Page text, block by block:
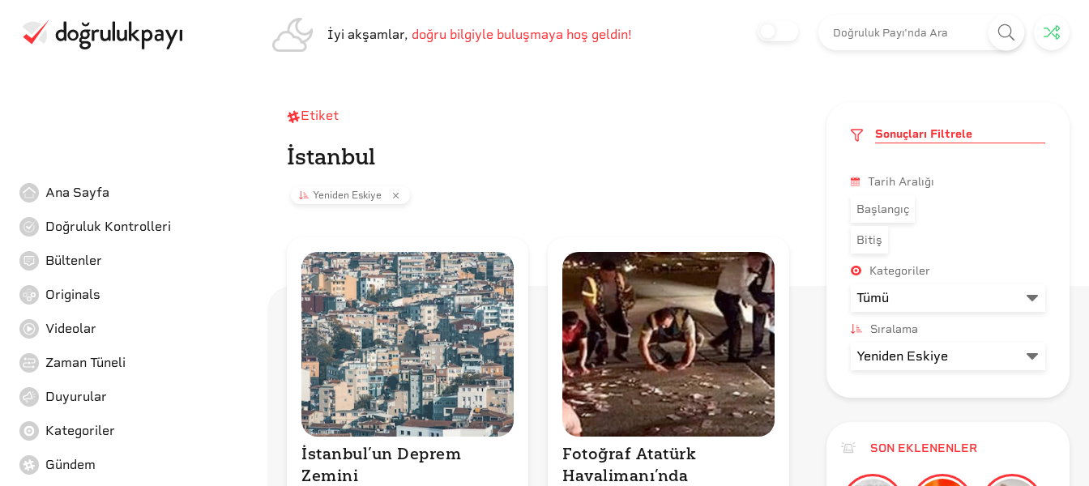
İyi akşamlar, doğru bilgiyle buluşmaya hoş geldin!
Ana Sayfa
Doğruluk Kontrolleri
Bültenler
Originals
Videolar
Zaman Tüneli
Duyurular
Kategoriler
Gündem
Etiket
İstanbul
Yeniden Eskiye
İstanbul’un Deprem
Zemini
Fotoğraf Atatürk
Havalimanı’nda
Sonuçları Filtrele
Tarih Aralığı
Başlangıç
Bitiş
Kategoriler
Sıralama
SON EKLENENLER